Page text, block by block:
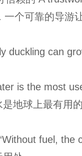
个可靠的导游
duckling can
is the most
地球上最有用
fuel, the